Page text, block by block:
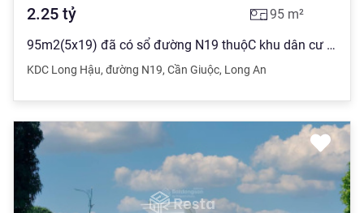
2.25 tỷ 95 m²
95m2(5x19) đã có sổ đường N19 thuộC khu dân cư Nam Sài Gòn giá mềm 2,25 tỷ thương lượng chính chủ
KDC Long Hậu, đường N19, Cần Giuộc, Long An